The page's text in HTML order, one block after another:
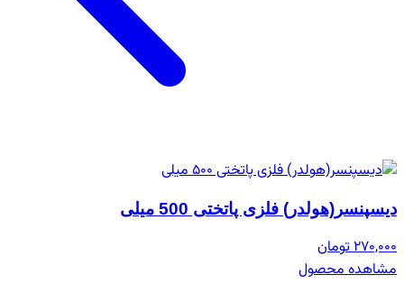
دیسپنسر(هولدر) فلزی پاتختی 500 میلی
270,000 تومان
مشاهده محصول